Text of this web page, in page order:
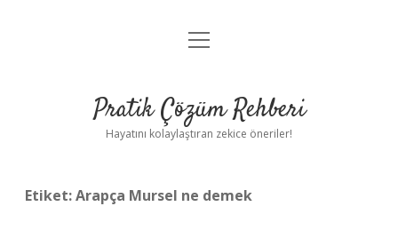
Anasayfa
Yasal Uyarı
menüyü
Pratik Çözüm Rehberi
Hayatını kolaylaştıran zekice öneriler!
Etiket:Arapça Mursel ne demek